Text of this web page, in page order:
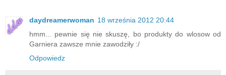
daydreamerwoman 18 września 2012 20:44
hmm... pewnie się nie skuszę, bo produkty do wlosow od
Garniera zawsze mnie zawodziły :/
Odpowiedz